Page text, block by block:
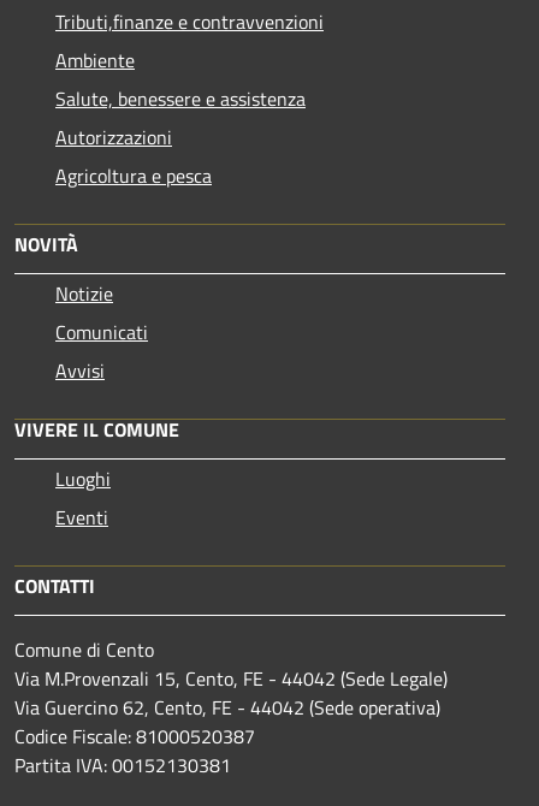
Tributi,finanze e contravvenzioni
Ambiente
Salute, benessere e assistenza
Autorizzazioni
Agricoltura e pesca
NOVITÀ
Notizie
Comunicati
Avvisi
VIVERE IL COMUNE
Luoghi
Eventi
CONTATTI
Comune di Cento
Via M.Provenzali 15, Cento, FE - 44042 (Sede Legale)
Via Guercino 62, Cento, FE - 44042 (Sede operativa)
Codice Fiscale: 81000520387
Partita IVA: 00152130381